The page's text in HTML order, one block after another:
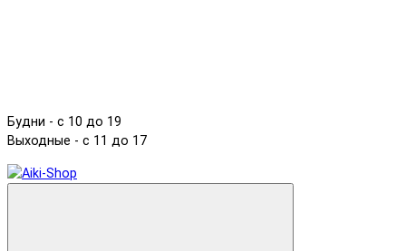
Будни - с 10 до 19
Выходные - c 11 до 17